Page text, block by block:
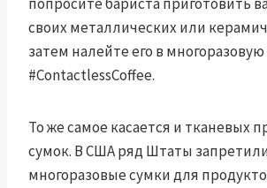
своих металлических или
затем налейте его в
#ContactlessCoffee.
То же самое касается и тканевых
сумок. В США рядШтаты
многоразовые сумки для